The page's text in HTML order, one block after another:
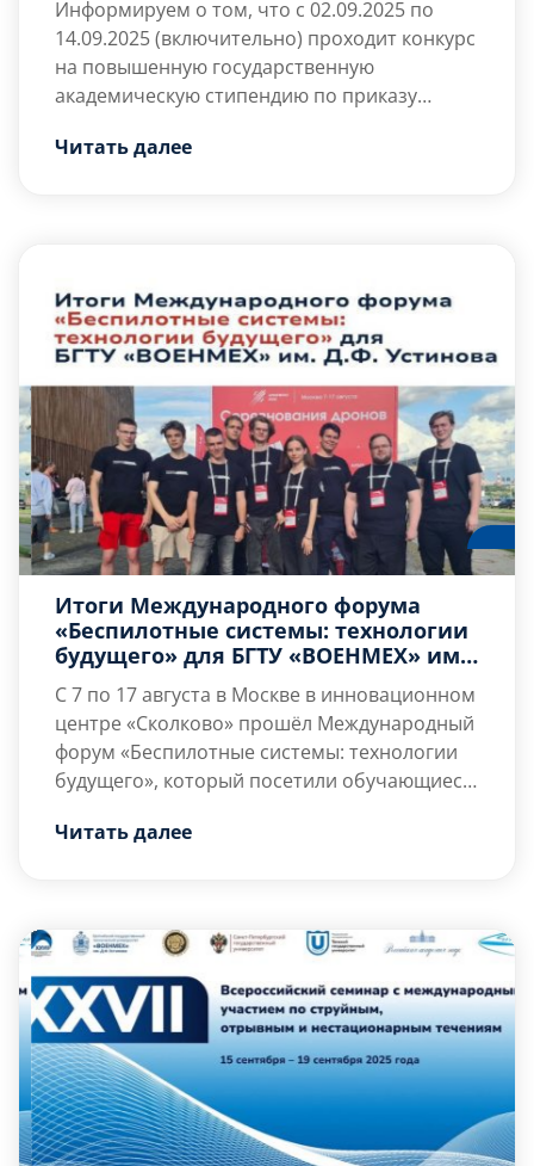
Информируем о том, что с 02.09.2025 по
14.09.2025 (включительно) проходит конкурс
на повышенную государственную
академическую стипендию по приказу
Российской Федерации от 27 декабря 2016 г.
необходимо обучаться на оценки «хорошо»
Читать далее
Итоги Международного форума
«Беспилотные системы: технологии
будущего» для БГТУ «ВОЕНМЕХ» им.
Д.Ф. Устинова
С 7 по 17 августа в Москве в инновационном
центре «Сколково» прошёл Международный
форум «Беспилотные системы: технологии
будущего», который посетили обучающиеся
Устинова.
Д.Ф. Устинова Александр Евгеньевич
деятельности будущего.
В Международном форуме «Беспилотные
системы: технологии будущего» также […]
Читать далее